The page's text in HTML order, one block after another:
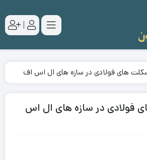
|
های فولادی در سازه های ال اس اف
فولادی در سازه های ال اس